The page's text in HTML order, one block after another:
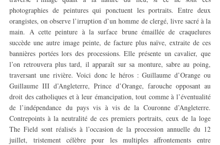
photographies de peintures qui ponctuent les portraits. Entre deux
orangistes, on observe l’irruption d’un homme de clergé, livre sacré à la
main. A cette peinture à la surface brune émaillée de craquelures
succède une autre image peinte, de facture plus naïve, extraite de ces
bannières portées lors des processions. Elle présente un cavalier, que
l’on retrouvera plus tard, il apparaît sur sa monture, sabre au poing,
traversant une rivière. Voici donc le héros : Guillaume d’Orange ou
Guillaume III d’Angleterre, Prince d’Orange, farouche opposant au
droit des catholiques et à leur émancipation, tout comme à l’éventualité
de l’indépendance du pays vis à vis de la Couronne d’Angleterre.
Contrepoints à la neutralité de ces premiers portraits, ceux de la loge
The Field sont réalisés à l’occasion de la procession annuelle du 12
juillet, tristement célèbre pour les multiples affrontements entre